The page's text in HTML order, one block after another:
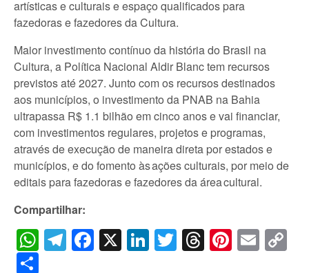
artísticas e culturais e espaço qualificados para
fazedoras e fazedores da Cultura.
Maior investimento contínuo da história do Brasil na
Cultura, a Política Nacional Aldir Blanc tem recursos
previstos até 2027. Junto com os recursos destinados
aos municípios, o investimento da PNAB na Bahia
ultrapassa R$ 1.1 bilhão em cinco anos e vai financiar,
com investimentos regulares, projetos e programas,
através de execução de maneira direta por estados e
municípios, e do fomento às ações culturais, por meio de
editais para fazedoras e fazedores da área cultural.
Compartilhar:
WhatsApp
Telegram
Facebook
X LinkedIn
Twitter
Threads